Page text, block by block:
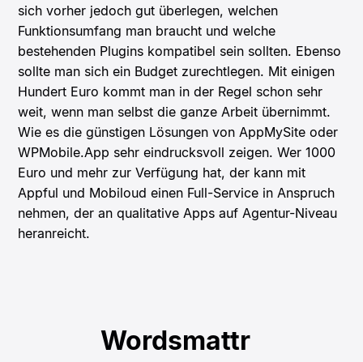
sich vorher jedoch gut überlegen, welchen
Funktionsumfang man braucht und welche
bestehenden Plugins kompatibel sein sollten. Ebenso
sollte man sich ein Budget zurechtlegen. Mit einigen
Hundert Euro kommt man in der Regel schon sehr
weit, wenn man selbst die ganze Arbeit übernimmt.
Wie es die günstigen Lösungen von AppMySite oder
WPMobile.App sehr eindrucksvoll zeigen. Wer 1000
Euro und mehr zur Verfügung hat, der kann mit
Appful und Mobiloud einen Full-Service in Anspruch
nehmen, der an qualitative Apps auf Agentur-Niveau
heranreicht.
Wordsmattr